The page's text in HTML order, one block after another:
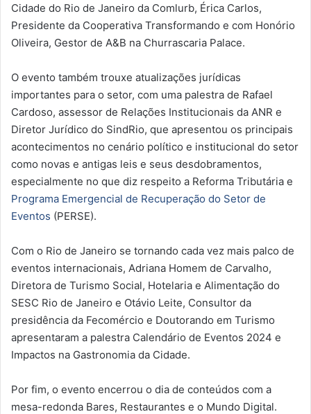
Cidade do Rio de Janeiro da Comlurb, Érica Carlos,
Presidente da Cooperativa Transformando e com Honório
Oliveira, Gestor de A&B na Churrascaria Palace.
O evento também trouxe atualizações jurídicas
importantes para o setor, com uma palestra de Rafael
Cardoso, assessor de Relações Institucionais da ANR e
Diretor Jurídico do SindRio, que apresentou os principais
acontecimentos no cenário político e institucional do setor
como novas e antigas leis e seus desdobramentos,
especialmente no que diz respeito a Reforma Tributária e
Programa Emergencial de Recuperação do Setor de
Eventos (PERSE).
Com o Rio de Janeiro se tornando cada vez mais palco de
eventos internacionais, Adriana Homem de Carvalho,
Diretora de Turismo Social, Hotelaria e Alimentação do
SESC Rio de Janeiro e Otávio Leite, Consultor da
presidência da Fecomércio e Doutorando em Turismo
apresentaram a palestra Calendário de Eventos 2024 e
Impactos na Gastronomia da Cidade.
Por fim, o evento encerrou o dia de conteúdos com a
mesa-redonda Bares, Restaurantes e o Mundo Digital.